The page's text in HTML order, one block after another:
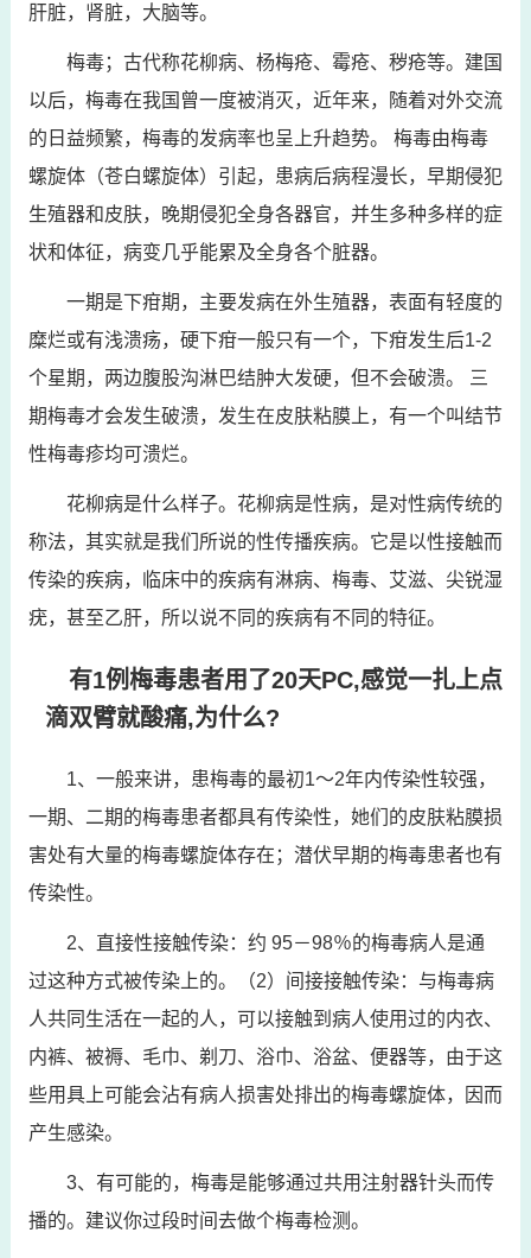
肝脏，肾脏，大脑等。
梅毒；古代称花柳病、杨梅疮、霉疮、秽疮等。建国
以后，梅毒在我国曾一度被消灭，近年来，随着对外交流
的日益频繁，梅毒的发病率也呈上升趋势。 梅毒由梅毒
螺旋体（苍白螺旋体）引起，患病后病程漫长，早期侵犯
生殖器和皮肤，晚期侵犯全身各器官，并生多种多样的症
状和体征，病变几乎能累及全身各个脏器。
一期是下疳期，主要发病在外生殖器，表面有轻度的
糜烂或有浅溃疡，硬下疳一般只有一个，下疳发生后1-2
个星期，两边腹股沟淋巴结肿大发硬，但不会破溃。 三
期梅毒才会发生破溃，发生在皮肤粘膜上，有一个叫结节
性梅毒疹均可溃烂。
花柳病是什么样子。花柳病是性病，是对性病传统的
称法，其实就是我们所说的性传播疾病。它是以性接触而
传染的疾病，临床中的疾病有淋病、梅毒、艾滋、尖锐湿
疣，甚至乙肝，所以说不同的疾病有不同的特征。
有1例梅毒患者用了20天PC,感觉一扎上点
滴双臂就酸痛,为什么?
1、一般来讲，患梅毒的最初1～2年内传染性较强，
一期、二期的梅毒患者都具有传染性，她们的皮肤粘膜损
害处有大量的梅毒螺旋体存在；潜伏早期的梅毒患者也有
传染性。
2、直接性接触传染：约 95－98％的梅毒病人是通
过这种方式被传染上的。（2）间接接触传染：与梅毒病
人共同生活在一起的人，可以接触到病人使用过的内衣、
内裤、被褥、毛巾、剃刀、浴巾、浴盆、便器等，由于这
些用具上可能会沾有病人损害处排出的梅毒螺旋体，因而
产生感染。
3、有可能的，梅毒是能够通过共用注射器针头而传
播的。建议你过段时间去做个梅毒检测。